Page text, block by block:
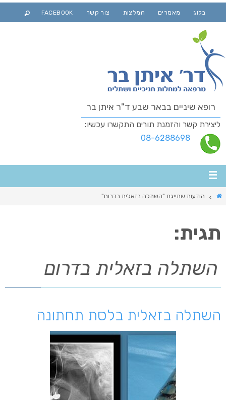
בלוג מאמרים המלצות צור קשר FACEBOOK
רופא שיניים בבאר שבע ד"ר איתן בר
ליצירת קשר והזמנת תורים התקשרו עכשיו:
08-6288698
הודעות שתייגת "השתלה בזאלית בדרום"
תגית:
השתלה בזאלית בדרום
השתלה בזאלית בלסת תחתונה